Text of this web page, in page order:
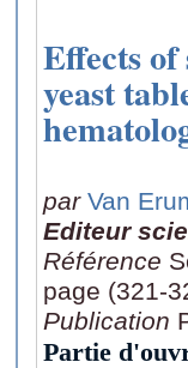
Effects
yeast
par Van
Editeur
Référence
page (321-
Publication
Partie